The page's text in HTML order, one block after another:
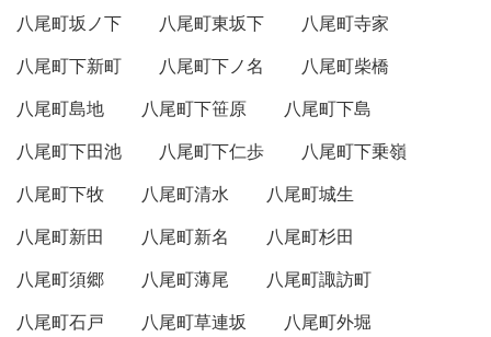
八尾町坂ノ下
八尾町東坂下
八尾町寺家
八尾町下新町
八尾町下ノ名
八尾町柴橋
八尾町島地
八尾町下笹原
八尾町下島
八尾町下田池
八尾町下仁歩
八尾町下乗嶺
八尾町下牧
八尾町清水
八尾町城生
八尾町新田
八尾町新名
八尾町杉田
八尾町須郷
八尾町薄尾
八尾町諏訪町
八尾町石戸
八尾町草連坂
八尾町外堀